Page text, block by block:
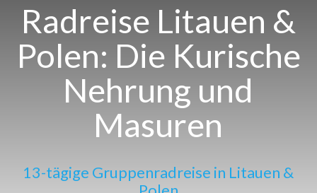
Radreise Litauen &
Polen: Die Kurische
Nehrung und
Masuren
13-tägige Gruppenradreise in Litauen &